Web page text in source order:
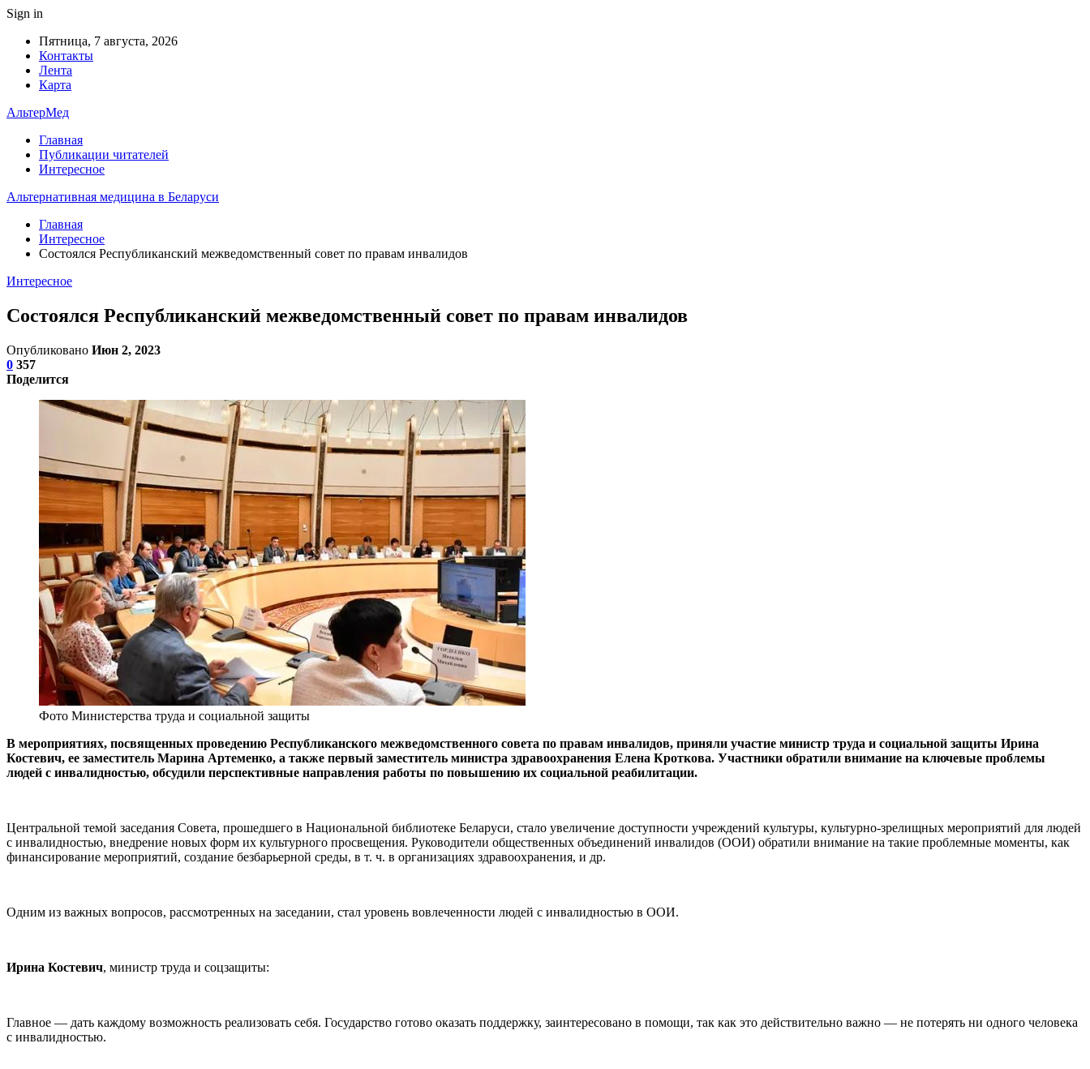
Sign in
Пятница, 7 августа, 2026
Контакты
Лента
Карта
АльтерМед
Главная
Публикации читателей
Интересное
Альтернативная медицина в Беларуси
Главная
Интересное
Состоялся Республиканский межведомственный совет по правам инвалидов
Интересное
Состоялся Республиканский межведомственный совет по правам инвалидов
Опубликовано Июн 2, 2023
0 357
Поделится
Фото Министерства труда и социальной защиты
В мероприятиях, посвященных проведению Республиканского межведомственного совета по правам инвалидов, приняли участие министр труда и социальной защиты Ирина
Костевич, ее заместитель Марина Артеменко, а также первый заместитель министра здравоохранения Елена Кроткова. Участники обратили внимание на ключевые проблемы
людей с инвалидностью, обсудили перспективные направления работы по повышению их социальной реабилитации.
Центральной темой заседания Совета, прошедшего в Национальной библиотеке Беларуси, стало увеличение доступности учреждений культуры, культурно-зрелищных мероприятий для людей
с инвалидностью, внедрение новых форм их культурного просвещения. Руководители общественных объединений инвалидов (ООИ) обратили внимание на такие проблемные моменты, как
финансирование мероприятий, создание безбарьерной среды, в т. ч. в организациях здравоохранения, и др.
Одним из важных вопросов, рассмотренных на заседании, стал уровень вовлеченности людей с инвалидностью в ООИ.
Ирина Костевич, министр труда и соцзащиты:
Главное — дать каждому возможность реализовать себя. Государство готово оказать поддержку, заинтересовано в помощи, так как это действительно важно — не потерять ни одного человека
с инвалидностью.